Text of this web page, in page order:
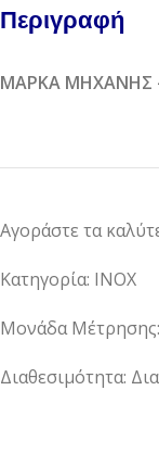
Περιγραφή
ΜΑΡΚΑ ΜΗΧΑΝΗΣ
Αγοράστε τα
Κατηγορία: INOX
Μονάδα
Διαθεσιμότητα: